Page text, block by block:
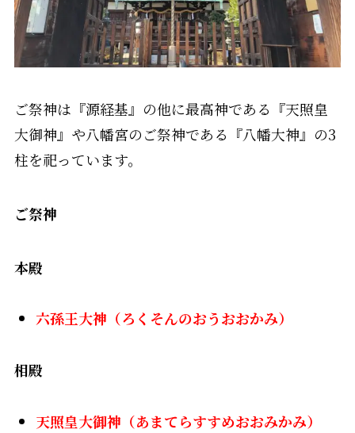
ご祭神は『源経基』の他に最高神である『天照皇
大御神』や八幡宮のご祭神である『八幡大神』の3
柱を祀っています。
ご祭神
本殿
六孫王大神（ろくそんのおうおおかみ）
相殿
天照皇大御神（あまてらすすめおおみかみ）